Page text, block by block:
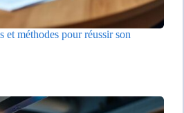
et méthodes pour réussir son